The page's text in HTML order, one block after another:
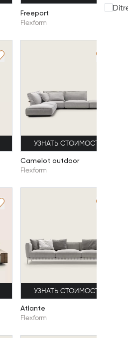
Freeport
Flexform
УЗНАТЬ СТОИМОСТЬ
Camelot outdoor
Flexform
УЗНАТЬ СТОИМОСТЬ
Atlante
Flexform